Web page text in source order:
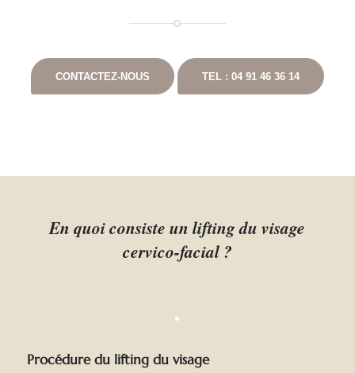
CONTACTEZ-NOUS TEL : 04 91 46 36 14
En quoi consiste un lifting du visage
cervico-facial ?
Procédure du lifting du visage